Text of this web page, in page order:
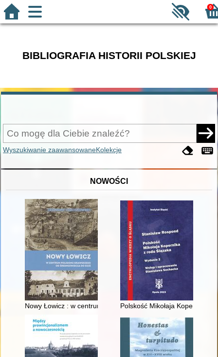
0
BIBLIOGRAFIA HISTORII POLSKIEJ
Wyszukiwanie zaawansowaneKolekcje
NOWOŚCI
Nowy Łowicz : w centrum poligonu drawskiego od
Polskość Mikołaja Kopernika z